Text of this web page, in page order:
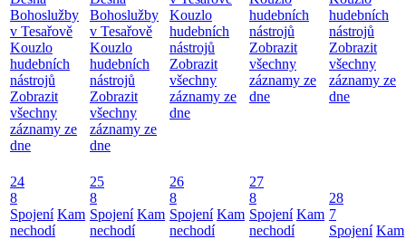
Bohoslužby
v Tesařově
Kouzlo
hudebních
nástrojů
Zobrazit
všechny
záznamy ze
dne
Bohoslužby
v Tesařově
Kouzlo
hudebních
nástrojů
Zobrazit
všechny
záznamy ze
dne
Kouzlo
hudebních
nástrojů
Zobrazit
všechny
záznamy ze
dne
hudebních
nástrojů
Zobrazit
všechny
záznamy ze
dne
hudebních
nástrojů
Zobrazit
všechny
záznamy ze
dne
24
8
Spojení Kam
nechodí
25
8
Spojení Kam
nechodí
26
8
Spojení Kam
nechodí
27
8
Spojení Kam
nechodí
28
7
Spojení Kam